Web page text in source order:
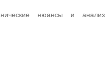
нюансы и анализ